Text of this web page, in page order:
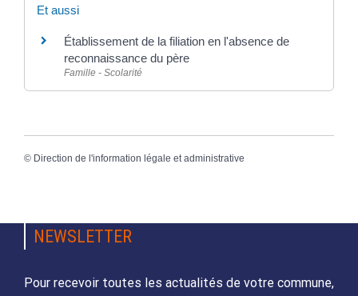
Et aussi
Établissement de la filiation en l'absence de
reconnaissance du père
Famille - Scolarité
© Direction de l'information légale et administrative
NEWSLETTER
Pour recevoir toutes les actualités de votre commune,